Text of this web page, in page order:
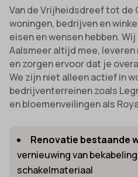
Van de Vrijheidsdreef tot de
woningen, bedrijven en
eisen en wensen hebben.
Aalsmeer altijd mee,
en zorgen ervoor dat je
We zijn niet alleen actief in
bedrijventerreinen zoals
en bloemenveilingen als
Renovatie bestaande
vernieuwing van
schakelmateriaal